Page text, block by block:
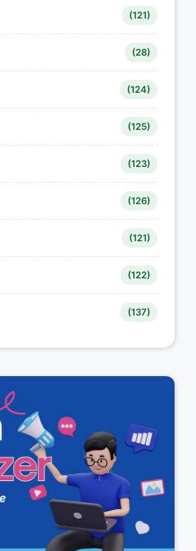
(121)
(28)
(124)
(125)
(123)
(126)
(121)
(122)
(137)